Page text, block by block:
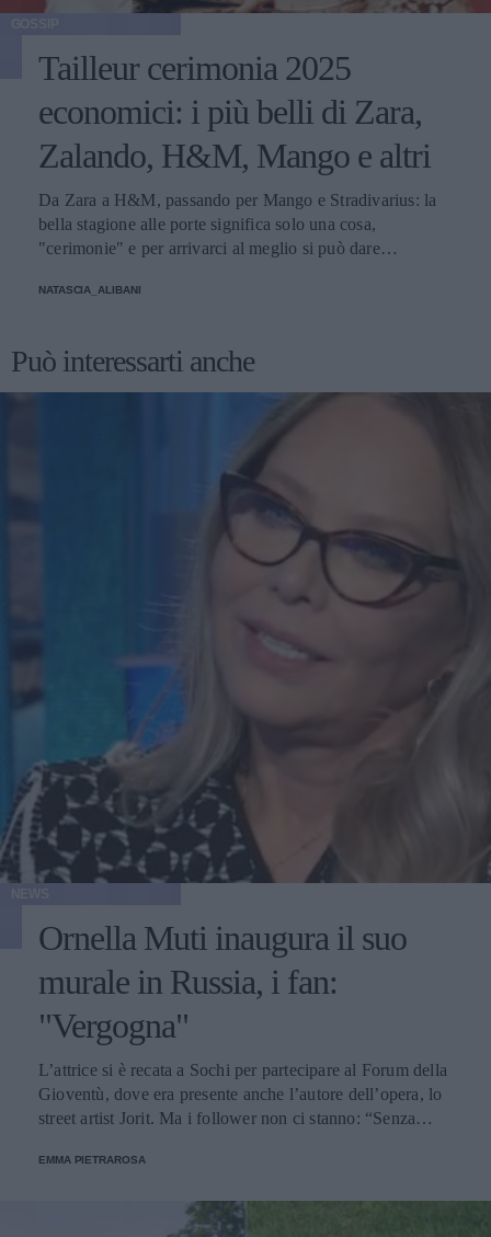
Tailleur cerimonia 2025
economici: i più belli di Zara,
Zalando, H&M, Mango e altri
Da Zara a H&M, passando per Mango e Stradivarius: la
bella stagione alle porte significa solo una cosa,
"cerimonie" e per arrivarci al meglio si può dare
NATASCIA_ALIBANI
Può interessarti anche
Ornella Muti inaugura il suo
murale in Russia, i fan:
"Vergogna"
L’attrice si è recata a Sochi per partecipare al Forum della
Gioventù, dove era presente anche l’autore dell’opera, lo
street artist Jorit. Ma i follower non ci stanno: “Senza
EMMA PIETRAROSA